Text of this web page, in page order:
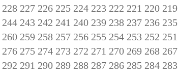
219
220
221
222
223
224
225
226
227
228
235
236
237
238
239
240
241
242
243
244
251
252
253
254
255
256
257
258
259
260
267
268
269
270
271
272
273
274
275
276
283
284
285
286
287
288
289
290
291
292